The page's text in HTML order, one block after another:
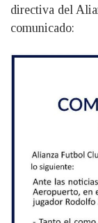
directiva del
comunicado: